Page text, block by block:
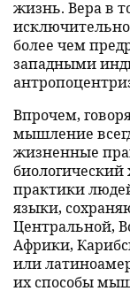
жизнь. Вера в
более чем
западными
Впрочем,
мышление
жизненные
практики
языки,
Центральной,
Африки,
или
их способы